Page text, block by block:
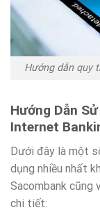
Hướng dẫn quy
Hướng Dẫn
Internet
Dưới đây là một
dụng nhiều nhất
Sacombank cũng
chi tiết: